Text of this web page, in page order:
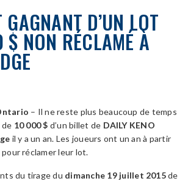
D’UN LOT
NON RÉCLAMÉ À
– Il ne reste plus beaucoup de temps
de 10 000 $ d’un billet de DAILY KENO
il y a un an. Les joueurs ont un an à partir
réclamer leur lot.
du tirage du dimanche 19 juillet 2015de